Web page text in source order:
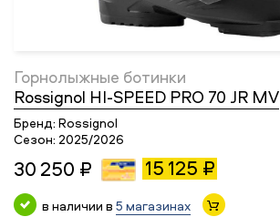
Горнолыжные ботинки
Rossignol HI-SPEED PRO 70 JR MV
Бренд: Rossignol
Сезон: 2025/2026
30 250 ₽ 15 125 ₽
в наличии в 5 магазинах